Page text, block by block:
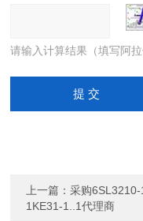
请输入计算结果（填写阿
上一篇：采购
1KE31-1..1代理商